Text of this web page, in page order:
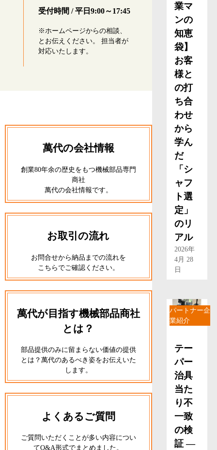
業マ
ンの
知恵
袋】
お客
様と
の打
ち合
わせ
から
学ん
だ
「シ
ャフ
ト選
定」
のリ
アル
2026年
4月 28
日
パートナー企
業紹介
テー
パー
治具
当た
り不
一致
の検
証 ―
受付時間 / 平日9:00～17:45
※ホームページからの相談、
とお伝えください。 担当者が
対応いたします。
萬代の会社情報
創業80年余の歴史をもつ機械部品専門
商社
萬代の会社情報です。
お取引の流れ
お問合せから納品までの流れを
こちらでご確認ください。
萬代が目指す機械部品商社
とは？
部品提供のみに留まらない価値の提供
とは？萬代のあるべき姿をお伝えいた
します。
よくあるご質問
ご質問いただくことが多い内容につい
てQ&A形式でまとめました。